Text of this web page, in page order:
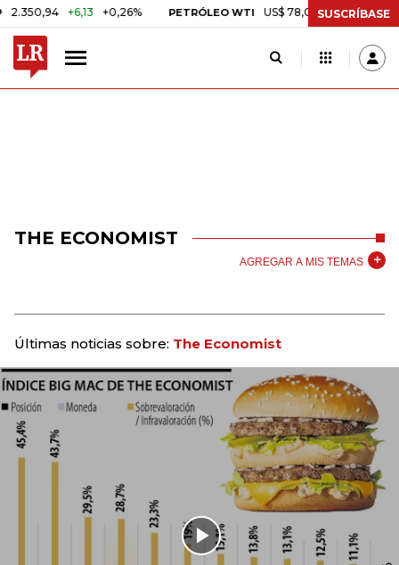
+6,13 +0,26% PETRÓLEO WTI US$ 78,01 US$ 2,92 +3,89%
SUSCRÍBASE
THE ECONOMIST
AGREGAR A MIS TEMAS
Últimas noticias sobre: The Economist